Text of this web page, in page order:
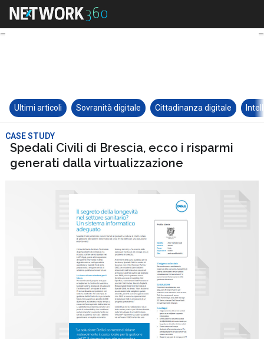
Ultimi articoli Sovranità digitale Cittadinanza digitale
CASE STUDY
Spedali Civili di Brescia, ecco i risparmi
generati dalla virtualizzazione